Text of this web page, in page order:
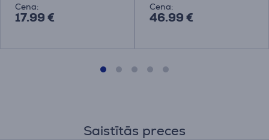
Cena:
17.99 €
Cena:
46.99 €
Saistītās preces